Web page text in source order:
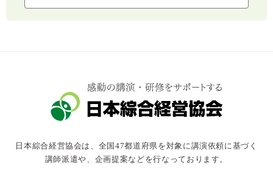
コミュニケーション・話し方
キャスター・アナウンサー
俳優・タレント・モデル
落語・講談・色物
安全大会
日本綜合経営協会は、全国47都道府県を対象に講演依頼に基づく
講師派遣や、企画提案などを行なっております。